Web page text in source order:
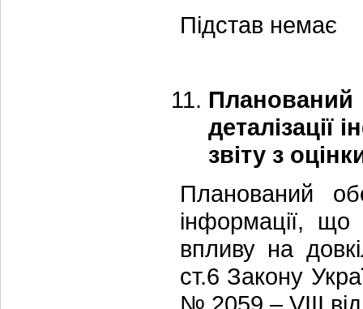
Підстав немає
деталізації
звіту з
Планований
інформації, що
впливу на
ст.6 Закону